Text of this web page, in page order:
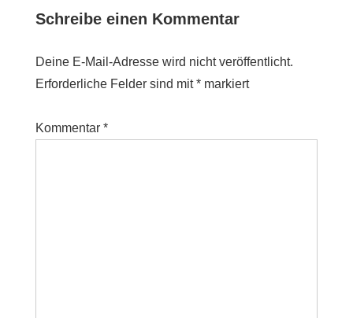
Schreibe einen Kommentar
Deine E-Mail-Adresse wird nicht veröffentlicht.
Erforderliche Felder sind mit* markiert
Kommentar *